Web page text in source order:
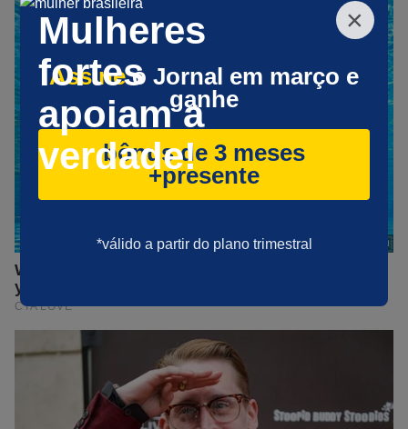
×
Mulheres
fortes
apoiam a
verdade!
Assineo Jornal em março e
ganhe
bônus de 3 meses
+presente
*válido a partir do plano trimestral